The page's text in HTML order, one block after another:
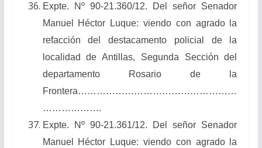
Expte. Nº 90-21.360/12. Del señor Senador
Manuel Héctor Luque: viendo con agrado la
refacción del destacamento policial de la
localidad de Antillas, Segunda Sección del
departamento Rosario de la
Frontera……………………………………………
……………….
Expte. Nº 90-21.361/12. Del señor Senador
Manuel Héctor Luque: viendo con agrado la